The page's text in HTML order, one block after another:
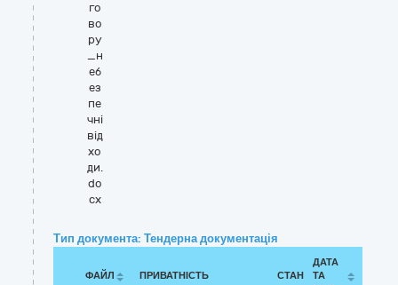
го
во
ру
_н
еб
ез
пе
чні
від
хо
ди.
do
cx
Тип документа: Тендерна документація
ФАЙЛ ПРИВАТНІСТЬ СТАН
ДАТА
ТА